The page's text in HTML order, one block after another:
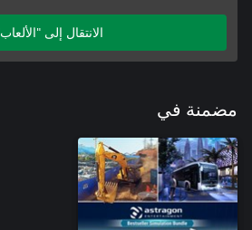
الانتقال إلى
مضمنة في